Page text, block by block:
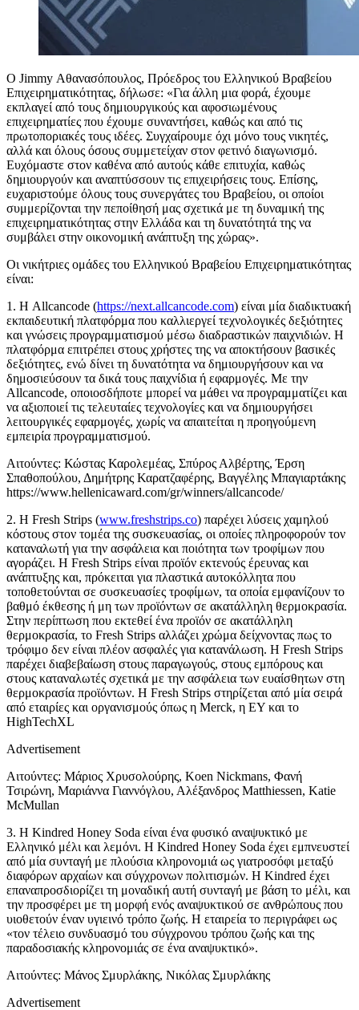
Ο Jimmy Αθανασόπουλος, Πρόεδρος του Ελληνικού Βραβείου
Επιχειρηματικότητας, δήλωσε: «Για άλλη μια φορά, έχουμε
εκπλαγεί από τους δημιουργικούς και αφοσιωμένους
επιχειρηματίες που έχουμε συναντήσει, καθώς και από τις
πρωτοποριακές τους ιδέες. Συγχαίρουμε όχι μόνο τους νικητές,
αλλά και όλους όσους συμμετείχαν στον φετινό διαγωνισμό.
Ευχόμαστε στον καθένα από αυτούς κάθε επιτυχία, καθώς
δημιουργούν και αναπτύσσουν τις επιχειρήσεις τους. Επίσης,
ευχαριστούμε όλους τους συνεργάτες του Βραβείου, οι οποίοι
συμμερίζονται την πεποίθησή μας σχετικά με τη δυναμική της
επιχειρηματικότητας στην Ελλάδα και τη δυνατότητά της να
συμβάλει στην οικονομική ανάπτυξη της χώρας».
Οι νικήτριες ομάδες του Ελληνικού Βραβείου Επιχειρηματικότητας
είναι:
1. Η Allcancode (https://next.allcancode.com) είναι μία διαδικτυακή
εκπαιδευτική πλατφόρμα που καλλιεργεί τεχνολογικές δεξιότητες
και γνώσεις προγραμματισμού μέσω διαδραστικών παιχνιδιών. Η
πλατφόρμα επιτρέπει στους χρήστες της να αποκτήσουν βασικές
δεξιότητες, ενώ δίνει τη δυνατότητα να δημιουργήσουν και να
δημοσιεύσουν τα δικά τους παιχνίδια ή εφαρμογές. Με την
Allcancode, οποιοσδήποτε μπορεί να μάθει να προγραμματίζει και
να αξιοποιεί τις τελευταίες τεχνολογίες και να δημιουργήσει
λειτουργικές εφαρμογές, χωρίς να απαιτείται η προηγούμενη
εμπειρία προγραμματισμού.
Αιτούντες: Κώστας Καρολεμέας, Σπύρος Αλβέρτης, Έρση
Σπαθοπούλου, Δημήτρης Καρατζαφέρης, Βαγγέλης Μπαγιαρτάκης
https://www.hellenicaward.com/gr/winners/allcancode/
2. Η Fresh Strips (www.freshstrips.co) παρέχει λύσεις χαμηλού
κόστους στον τομέα της συσκευασίας, οι οποίες πληροφορούν τον
καταναλωτή για την ασφάλεια και ποιότητα των τροφίμων που
αγοράζει. Η Fresh Strips είναι προϊόν εκτενούς έρευνας και
ανάπτυξης και, πρόκειται για πλαστικά αυτοκόλλητα που
τοποθετούνται σε συσκευασίες τροφίμων, τα οποία εμφανίζουν το
βαθμό έκθεσης ή μη των προϊόντων σε ακατάλληλη θερμοκρασία.
Στην περίπτωση που εκτεθεί ένα προϊόν σε ακατάλληλη
θερμοκρασία, το Fresh Strips αλλάζει χρώμα δείχνοντας πως το
τρόφιμο δεν είναι πλέον ασφαλές για κατανάλωση. Η Fresh Strips
παρέχει διαβεβαίωση στους παραγωγούς, στους εμπόρους και
στους καταναλωτές σχετικά με την ασφάλεια των ευαίσθητων στη
θερμοκρασία προϊόντων. Η Fresh Strips στηρίζεται από μία σειρά
από εταιρίες και οργανισμούς όπως η Merck, η EY και το
HighTechXL
Advertisement
Αιτούντες: Μάριος Χρυσολούρης, Koen Nickmans, Φανή
Τσιρώνη, Μαριάννα Γιαννόγλου, Αλέξανδρος Matthiessen, Katie
McMullan
3. H Kindred Honey Soda είναι ένα φυσικό αναψυκτικό με
Ελληνικό μέλι και λεμόνι. H Kindred Honey Soda έχει εμπνευστεί
από μία συνταγή με πλούσια κληρονομιά ως γιατροσόφι μεταξύ
διαφόρων αρχαίων και σύγχρονων πολιτισμών. Η Kindred έχει
επαναπροσδιορίζει τη μοναδική αυτή συνταγή με βάση το μέλι, και
την προσφέρει με τη μορφή ενός αναψυκτικού σε ανθρώπους που
υιοθετούν έναν υγιεινό τρόπο ζωής. Η εταιρεία το περιγράφει ως
«τον τέλειο συνδυασμό του σύγχρονου τρόπου ζωής και της
παραδοσιακής κληρονομιάς σε ένα αναψυκτικό».
Αιτούντες: Μάνος Σμυρλάκης, Νικόλας Σμυρλάκης
Advertisement